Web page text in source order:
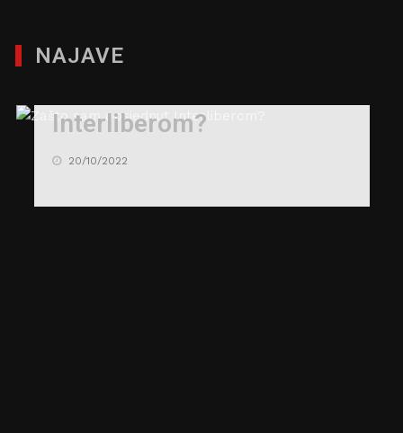
NAJAVE
Interliberom?
20/10/2022